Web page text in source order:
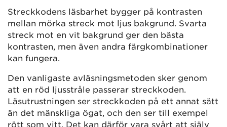
Streckkodens läsbarhet bygger på kontrasten
mellan mörka streck mot ljus bakgrund. Svarta
streck mot en vit bakgrund ger den bästa
kontrasten, men även andra färgkombinationer
kan fungera.
Den vanligaste avläsningsmetoden sker genom
att en röd ljusstråle passerar streckkoden.
Läsutrustningen ser streckkoden på ett annat sätt
än det mänskliga ögat, och den ser till exempel
rött som vitt. Det kan därför vara svårt att själv